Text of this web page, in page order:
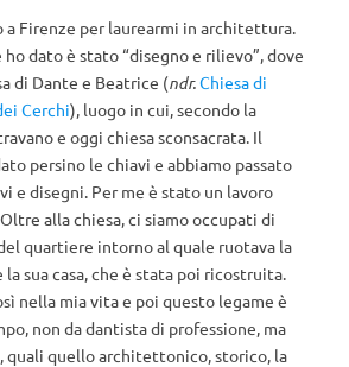
a Firenze per laurearmi in architettura.
ho dato è stato “disegno e rilievo”, dove
di Dante e Beatrice (ndr.Chiesa di
Cerchi), luogo in cui, secondo la
e oggi chiesa sconsacrata. Il
persino le chiavi e abbiamo passato
e disegni. Per me è stato un lavoro
alla chiesa, ci siamo occupati di
quartiere intorno al quale ruotava la
sua casa, che è stata poi ricostruita.
nella mia vita e poi questo legame è
non da dantista di professione, ma
quali quello architettonico, storico, la